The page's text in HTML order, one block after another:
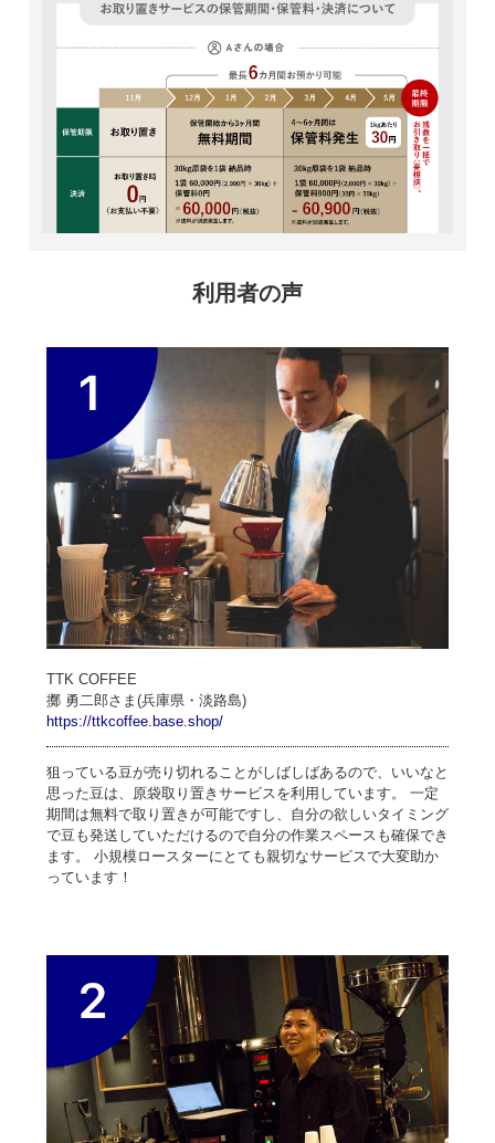
利用者の声
TTK COFFEE
擲 勇二郎さま(兵庫県・淡路島)
https://ttkcoffee.base.shop/
狙っている豆が売り切れることがしばしばあるので、いいなと
思った豆は、原袋取り置きサービスを利用しています。 一定
期間は無料で取り置きが可能ですし、自分の欲しいタイミング
で豆も発送していただけるので自分の作業スペースも確保でき
ます。 小規模ロースターにとても親切なサービスで大変助か
っています！